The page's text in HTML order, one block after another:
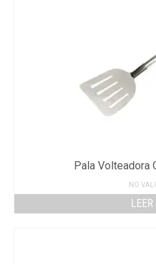
Pala Volteadora
NO